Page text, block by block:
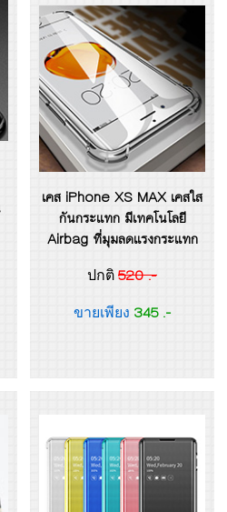
เคส iPhone XS MAX เคสใส
กันกระแทก มีเทคโนโลยี
Airbag ที่มุมลดแรงกระแทก
ปกติ 520 .-
ขายเพียง 345 .-